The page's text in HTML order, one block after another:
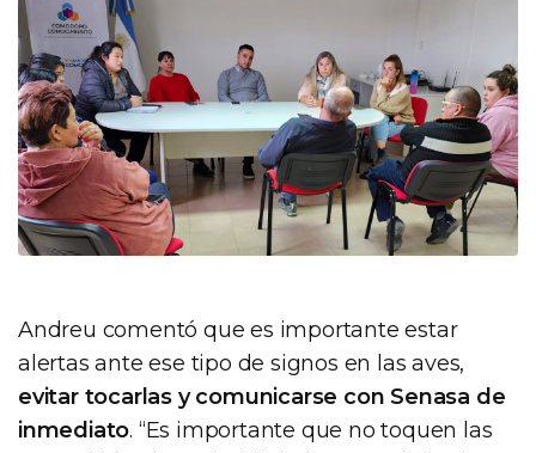
Andreu comentó que es importante estar
alertas ante ese tipo de signos en las aves,
evitar tocarlas y comunicarse con Senasa de
inmediato. “Es importante que no toquen las